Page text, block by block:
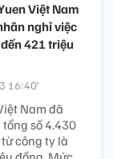
Việt Nam
nghỉ việc
421 triệu
16:40’
Nam đã
số 4.430
công ty là